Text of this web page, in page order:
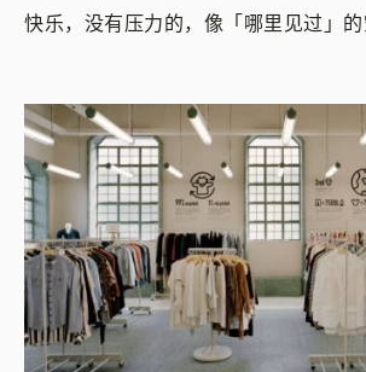
快乐，没有压力的，像「哪里见过」的